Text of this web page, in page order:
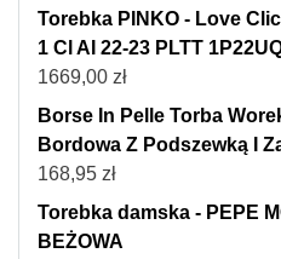
Torebka PINKO - Love
1 Cl AI 22-23 PLTT
1669,00 zł
Borse In Pelle Torba
Bordowa Z Podszewką I
168,95 zł
Torebka damska - PEPE
BEŻOWA